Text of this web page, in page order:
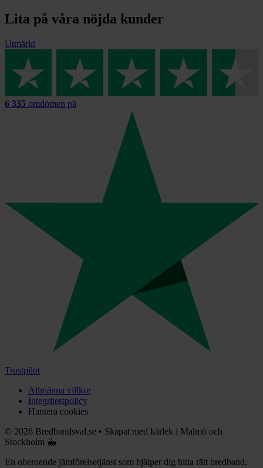
Lita på våra nöjda kunder
Utmärkt
6 335 omdömen på
Trustpilot
Allmänna villkor
Integritetspolicy
Hantera cookies
© 2026 Bredbandsval.se • Skapat med kärlek i Malmö och
Stockholm 🐳
En oberoende jämförelsetjänst som hjälper dig hitta rätt bredband,